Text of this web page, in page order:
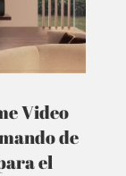
Video
de
el